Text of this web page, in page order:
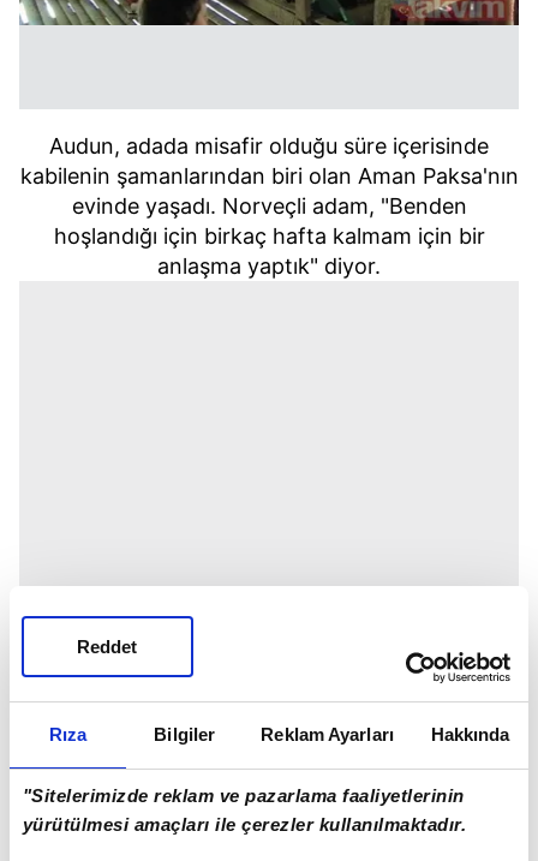
Rıza Bilgiler Reklam Ayarları Hakkında
"Sitelerimizde reklam ve pazarlama faaliyetlerinin
yürütülmesi amaçları ile çerezler kullanılmaktadır.
Reddet
Audun, adada misafir olduğu süre içerisinde
kabilenin şamanlarından biri olan Aman Paksa'nın
evinde yaşadı. Norveçli adam, "Benden
hoşlandığı için birkaç hafta kalmam için bir
anlaşma yaptık" diyor.